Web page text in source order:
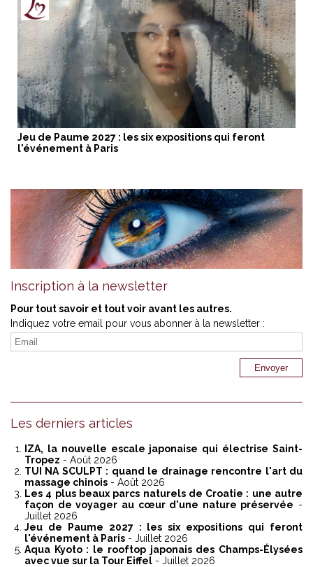
Jeu de Paume 2027 : les six expositions qui feront
l'événement à Paris
Inscription à la newsletter
Pour tout savoir et tout voir avant les autres.
Indiquez votre email pour vous abonner à la newsletter :
Les derniers articles
IZA, la nouvelle escale japonaise qui électrise Saint-
Tropez - Août 2026
TUI NA SCULPT : quand le drainage rencontre l'art du
massage chinois - Août 2026
Les 4 plus beaux parcs naturels de Croatie : une autre
façon de voyager au cœur d'une nature préservée -
Juillet 2026
Jeu de Paume 2027 : les six expositions qui feront
l'événement à Paris - Juillet 2026
Aqua Kyoto : le rooftop japonais des Champs-Élysées
avec vue sur la Tour Eiffel - Juillet 2026